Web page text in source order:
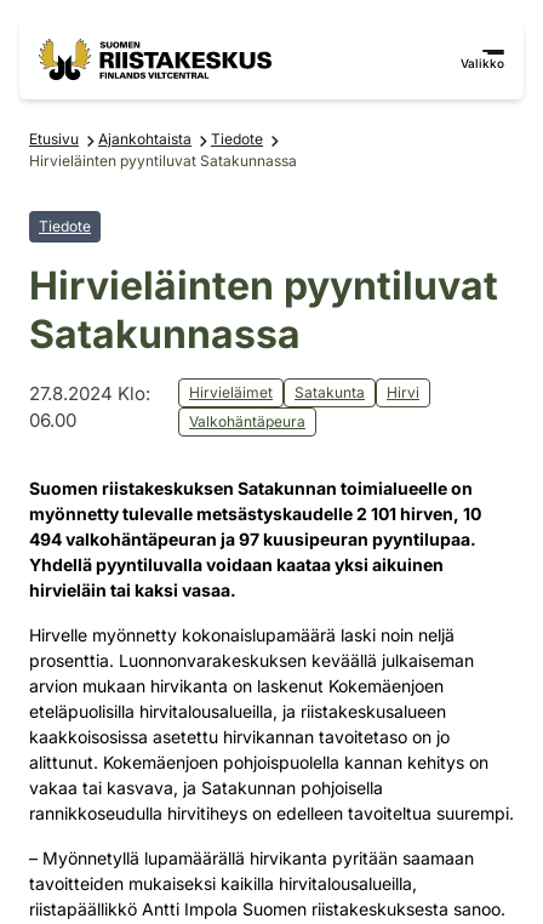
Valikko
Etusivu Ajankohtaista
Tiedote
Hirvieläinten pyyntiluvat Satakunnassa
Tiedote
Hirvieläinten pyyntiluvat
Satakunnassa
27.8.2024 Klo:
06.00
Hirvieläimet Satakunta
Hirvi
Valkohäntäpeura
Suomen riistakeskuksen Satakunnan toimialueelle on
myönnetty tulevalle metsästyskaudelle 2 101 hirven, 10
494 valkohäntäpeuran ja 97 kuusipeuran pyyntilupaa.
Yhdellä pyyntiluvalla voidaan kaataa yksi aikuinen
hirvieläin tai kaksi vasaa.
Hirvelle myönnetty kokonaislupamäärä laski noin neljä
prosenttia. Luonnonvarakeskuksen keväällä julkaiseman
arvion mukaan hirvikanta on laskenut Kokemäenjoen
eteläpuolisilla hirvitalousalueilla, ja riistakeskusalueen
kaakkoisosissa asetettu hirvikannan tavoitetaso on jo
alittunut. Kokemäenjoen pohjoispuolella kannan kehitys on
vakaa tai kasvava, ja Satakunnan pohjoisella
rannikkoseudulla hirvitiheys on edelleen tavoiteltua suurempi.
– Myönnetyllä lupamäärällä hirvikanta pyritään saamaan
tavoitteiden mukaiseksi kaikilla hirvitalousalueilla,
riistapäällikkö Antti Impola Suomen riistakeskuksesta sanoo.